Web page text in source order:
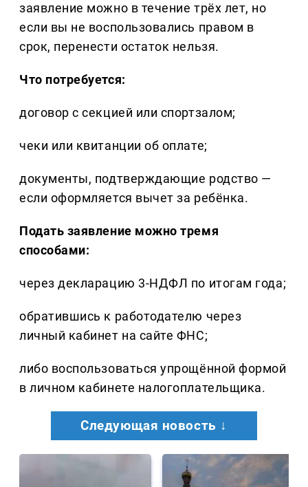
заявление можно в течение трёх лет, но
если вы не воспользовались правом в
срок, перенести остаток нельзя.
Что потребуется:
договор с секцией или спортзалом;
чеки или квитанции об оплате;
документы, подтверждающие родство —
если оформляется вычет за ребёнка.
Подать заявление можно тремя
способами:
через декларацию 3-НДФЛ по итогам года;
обратившись к работодателю через
личный кабинет на сайте ФНС;
либо воспользоваться упрощённой формой
в личном кабинете налогоплательщика.
Следующая новость ↓